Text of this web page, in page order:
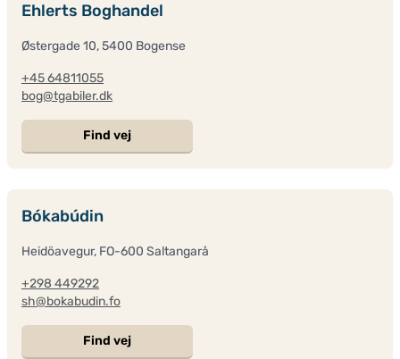
Ehlerts Boghandel
Østergade 10, 5400 Bogense
+45 64811055
bog@tgabiler.dk
Find vej
Bókabúdin
Heidöavegur, FO-600 Saltangarå
+298 449292
sh@bokabudin.fo
Find vej